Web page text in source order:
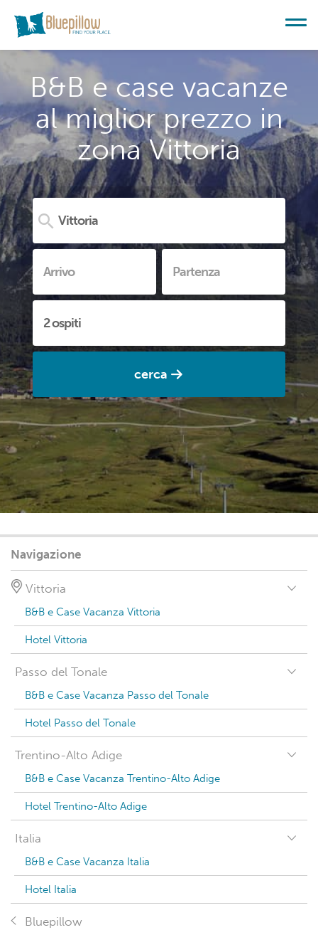
B&B e case vacanze
al miglior prezzo in
zona Vittoria
cerca
Navigazione
Vittoria
B&B e Case Vacanza Vittoria
Hotel Vittoria
Passo del Tonale
B&B e Case Vacanza Passo del Tonale
Hotel Passo del Tonale
Trentino-Alto Adige
B&B e Case Vacanza Trentino-Alto Adige
Hotel Trentino-Alto Adige
Italia
B&B e Case Vacanza Italia
Hotel Italia
Bluepillow